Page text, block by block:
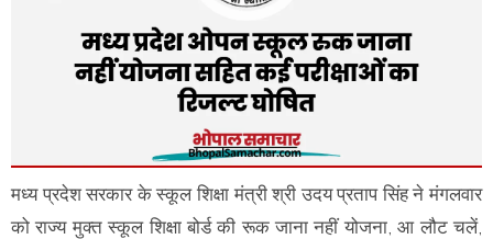
मध्य प्रदेश सरकार के स्कूल शिक्षा मंत्री श्री उदय प्रताप सिंह ने मंगलवार
को राज्य मुक्त स्कूल शिक्षा बोर्ड की रूक जाना नहीं योजना, आ लौट चलें,